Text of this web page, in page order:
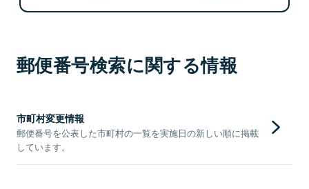
郵便番号検索に関する情報
市町村変更情報
郵便番号を公表した市町村の一覧を実施日の新しい順に掲載
しています。